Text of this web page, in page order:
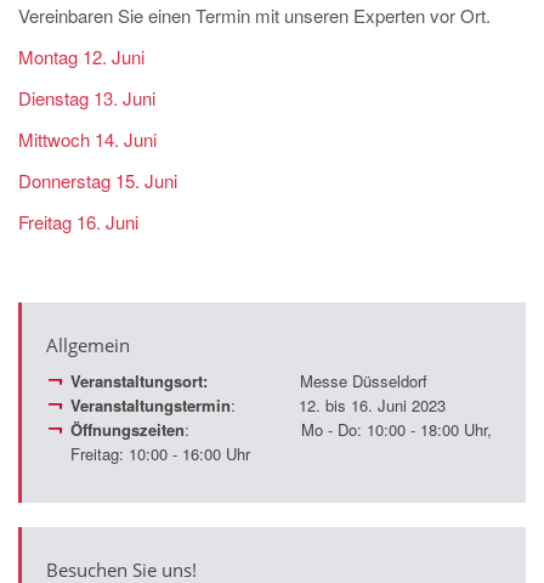
Vereinbaren Sie einen Termin mit unseren Experten vor Ort.
Montag 12. Juni
Dienstag 13. Juni
Mittwoch 14. Juni
Donnerstag 15. Juni
Freitag 16. Juni
Allgemein
Veranstaltungsort: Messe Düsseldorf
Veranstaltungstermin: 12. bis 16. Juni 2023
Öffnungszeiten: Mo - Do: 10:00 - 18:00 Uhr,
Freitag: 10:00 - 16:00 Uhr
Besuchen Sie uns!